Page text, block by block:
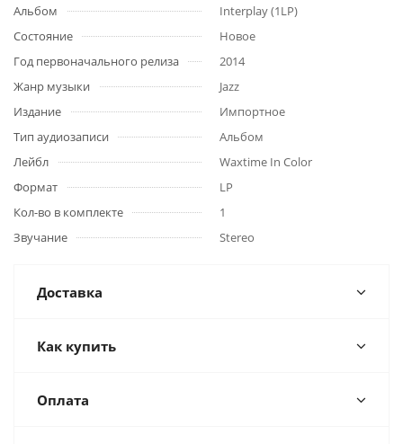
Альбом
Interplay (1LP)
Состояние
Новое
Год первоначального релиза
2014
Жанр музыки
Jazz
Издание
Импортное
Тип аудиозаписи
Альбом
Лейбл
Waxtime In Color
Формат
LP
Кол-во в комплекте
1
Звучание
Stereo
Доставка
Как купить
Оплата